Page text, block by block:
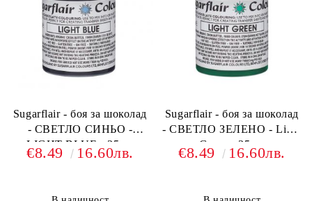
Sugarflair - боя за шоколад
- СВЕТЛО СИНЬО -
LIGHT BLUE - 35гр.
€8.49 16.60лв.
Sugarflair - боя за шоколад
- СВЕТЛО ЗЕЛЕНО - Light
Green - 35гр.
€8.49 16.60лв.